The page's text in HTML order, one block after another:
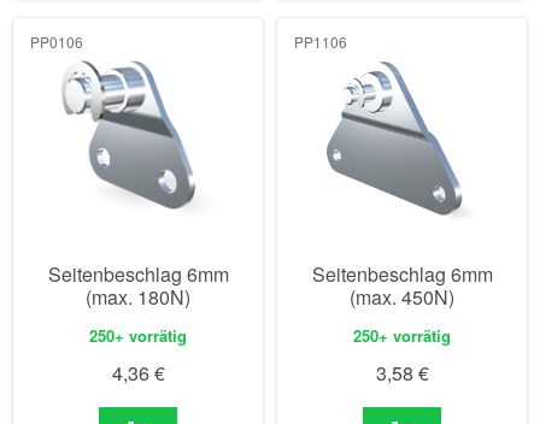
PP0106
Seitenbeschlag 6mm
(max. 180N)
250+ vorrätig
4,36€
PP1106
Seitenbeschlag 6mm
(max. 450N)
250+ vorrätig
3,58 €